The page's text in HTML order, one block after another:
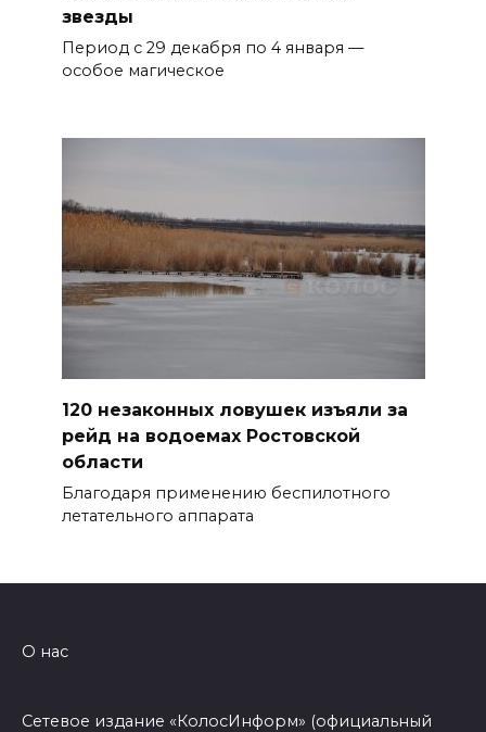
звезды
Период с 29 декабря по 4 января —
особое магическое
120 незаконных ловушек изъяли за
рейд на водоемах Ростовской
области
Благодаря применению беспилотного
летательного аппарата
О нас
Сетевое издание «КолосИнформ» (официальный